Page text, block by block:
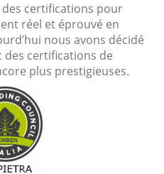
des certifications pour
réel et éprouvé en
nous avons décidé
des certifications de
plus prestigieuses.